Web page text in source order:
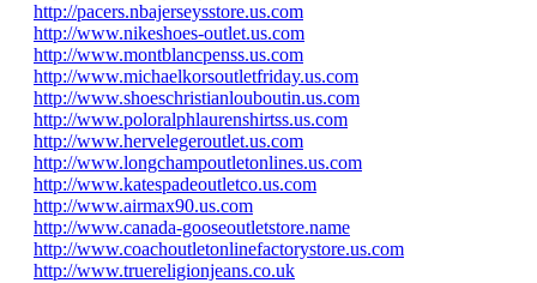
http://pacers.nbajerseysstore.us.com
http://www.nikeshoes-outlet.us.com
http://www.montblancpenss.us.com
http://www.michaelkorsoutletfriday.us.com
http://www.shoeschristianlouboutin.us.com
http://www.poloralphlaurenshirtss.us.com
http://www.hervelegeroutlet.us.com
http://www.longchampoutletonlines.us.com
http://www.katespadeoutletco.us.com
http://www.airmax90.us.com
http://www.canada-gooseoutletstore.name
http://www.coachoutletonlinefactorystore.us.com
http://www.truereligionjeans.co.uk